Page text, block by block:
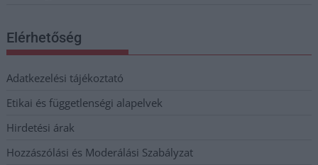
Elérhetőség
Adatkezelési tájékoztató
Etikai és függetlenségi alapelvek
Hirdetési árak
Hozzászólási és Moderálási Szabályzat